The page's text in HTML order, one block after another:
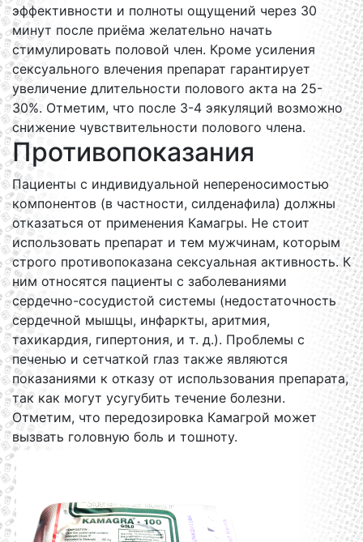
эффективности и полноты ощущений через 30
минут после приёма желательно начать
стимулировать половой член. Кроме усиления
сексуального влечения препарат гарантирует
увеличение длительности полового акта на 25-
30%. Отметим, что после 3-4 эякуляций возможно
снижение чувствительности полового члена.
Противопоказания
Пациенты с индивидуальной непереносимостью
компонентов (в частности, силденафила) должны
отказаться от применения Камагры. Не стоит
использовать препарат и тем мужчинам, которым
строго противопоказана сексуальная активность. К
ним относятся пациенты с заболеваниями
сердечно-сосудистой системы (недостаточность
сердечной мышцы, инфаркты, аритмия,
тахикардия, гипертония, и т. д.). Проблемы с
печенью и сетчаткой глаз также являются
показаниями к отказу от использования препарата,
так как могут усугубить течение болезни.
Отметим, что передозировка Камагрой может
вызвать головную боль и тошноту.